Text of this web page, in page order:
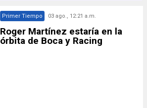
Primer Tiempo 03 ago., 12:21 a.m.
Roger Martínez estaría en la
órbita de Boca y Racing